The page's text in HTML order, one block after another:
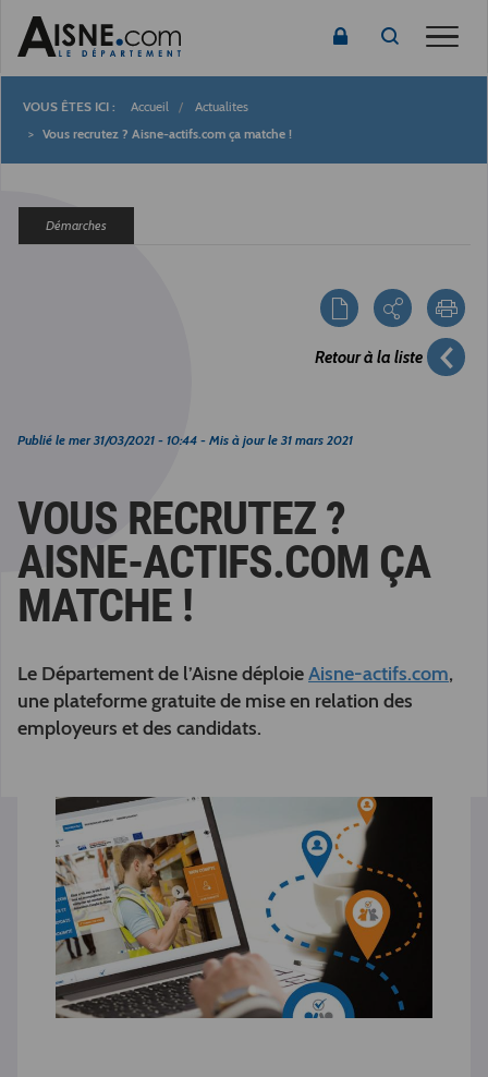
Fil
Accueil
Actualites
Vous recrutez ? Aisne-actifs.com ça matche !
Démarches
Retour à la liste
Publié le mer 31/03/2021 - 10:44 - Mis à jour le 31 mars 2021
VOUS RECRUTEZ ?
AISNE-ACTIFS.COM ÇA
MATCHE !
Le Département de l’Aisne déploieAisne-actifs.com,
une plateforme gratuite de mise en relation des
employeurs et des candidats.